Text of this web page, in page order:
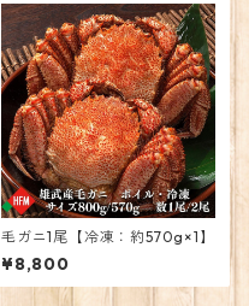
毛ガニ1尾【冷凍：約570g×1】
¥8,800